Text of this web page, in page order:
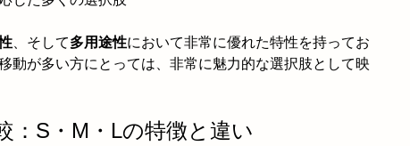
、そして多用途性において非常に優れた特性を持ってお
動が多い方にとっては、非常に魅力的な選択肢として映
：S・M・Lの特徴と違い